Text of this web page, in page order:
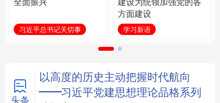
学术中国 乡村振兴 银龄 溯源中国
城市 旅游 能源 会展
全面振兴
习近平总书记关切事
建设为统领加强党的各
方面建设
学习新语
头条
以高度的历史主动把握时代航向
——习近平党建思想理论品格系列